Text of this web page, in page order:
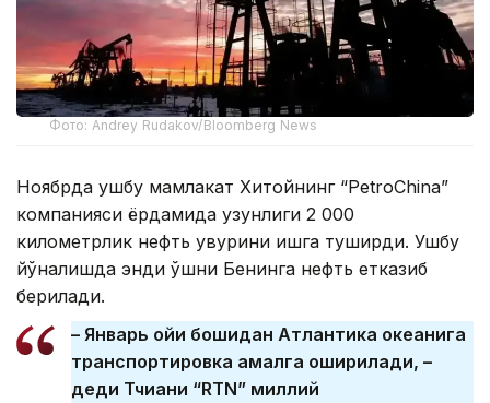
Фото: Andrey Rudakov/Bloomberg News
Ноябрда ушбу мамлакат Хитойнинг “PetroChina”
компанияси ёрдамида узунлиги 2 000
километрлик нефть қувурини ишга туширди. Ушбу
йўналишда энди қўшни Бенинга нефть етказиб
берилади.
– Январь ойи бошидан Атлантика океанига
транспортировка амалга оширилади, –
деди Тчиани “RTN” миллий